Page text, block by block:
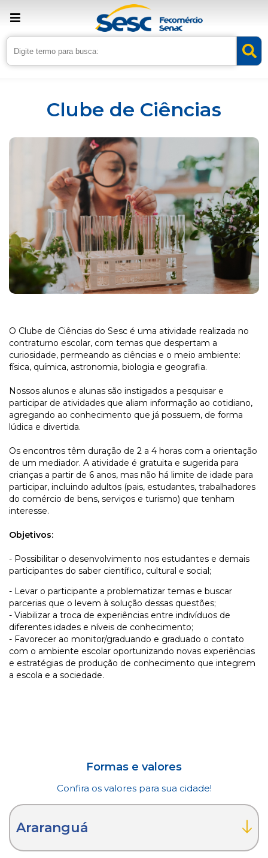
Inicio Serviços Clube de Ciências
Clube de Ciências
O Clube de Ciências do Sesc é uma atividade realizada no
contraturno escolar, com temas que despertam a
curiosidade, permeando as ciências e o meio ambiente:
física, química, astronomia, biologia e geografia.
Nossos alunos e alunas são instigados a pesquisar e
participar de atividades que aliam informação ao cotidiano,
agregando ao conhecimento que já possuem, de forma
lúdica e divertida.
Os encontros têm duração de 2 a 4 horas com a orientação
de um mediador. A atividade é gratuita e sugerida para
crianças a partir de 6 anos, mas não há limite de idade para
participar, incluindo adultos (pais, estudantes, trabalhadores
do comércio de bens, serviços e turismo) que tenham
interesse.
Objetivos:
- Possibilitar o desenvolvimento nos estudantes e demais
participantes do saber científico, cultural e social;
- Levar o participante a problematizar temas e buscar
parcerias que o levem à solução dessas questões;
- Viabilizar a troca de experiências entre indivíduos de
diferentes idades e níveis de conhecimento;
- Favorecer ao monitor/graduando e graduado o contato
com o ambiente escolar oportunizando novas experiências
e estratégias de produção de conhecimento que integrem
a escola e a sociedade.
Formas e valores
Confira os valores para sua cidade!
Araranguá